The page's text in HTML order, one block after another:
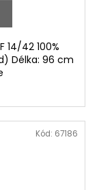
14/42 100%
Délka: 96 cm
Kód: 67186